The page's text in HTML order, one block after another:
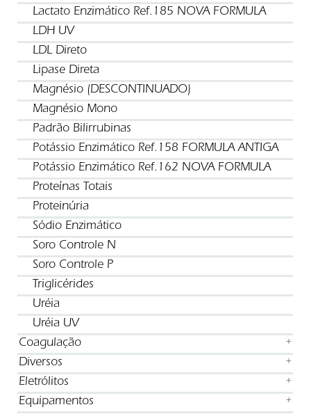
Lactato Enzimático Ref.185 NOVA FORMULA
LDH UV
LDL Direto
Lipase Direta
Magnésio (DESCONTINUADO)
Magnésio Mono
Padrão Bilirrubinas
Potássio Enzimático Ref.158 FORMULA ANTIGA
Potássio Enzimático Ref.162 NOVA FORMULA
Proteínas Totais
Proteinúria
Sódio Enzimático
Soro Controle N
Soro Controle P
Triglicérides
Uréia
Uréia UV
Coagulação
+
Diversos +
Eletrólitos +
Equipamentos +